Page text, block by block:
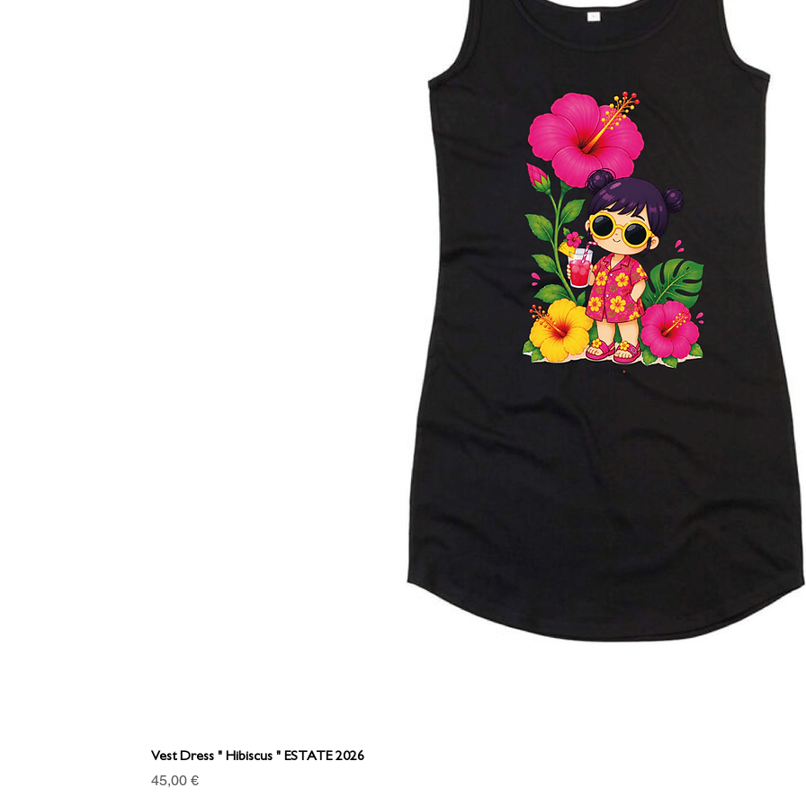
per qualsiasi domanda o chiarimento.
Vest Dress " Hibiscus " ESTATE 2026
Prezzo
45,00 €